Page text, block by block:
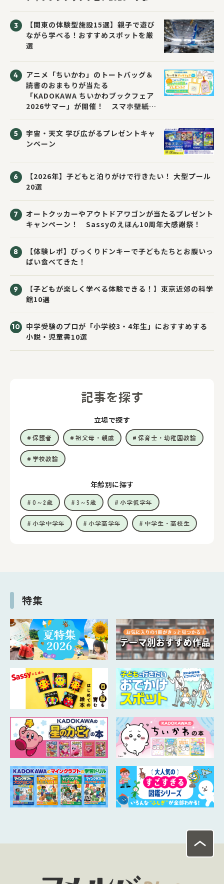
【関東の体験型施設15選】親子で遊び
ながら学べる！おすすめスポットを厳
選
アニメ「ちいかわ」のトートバッグ＆
読書のおまもりが当たる
「KADOKAWA ちいかわブックフェア
2026サマー」が開催！ スマホ壁紙は
宇宙・天文 学び広がるプレゼントキャ
ンペーン
【2026年】子どもと泊りがけで行きたい！ 大型プール
20選
オートクッカーやアウトドアワゴンが当たるプレゼント
キャンペーン！ Sassyのえほん10周年大感謝祭！
【体験レポ】びっくりドンキーで子どもたちとお腹いっ
ぱい食べてきた！
【子どもが楽しく学べる体験できる！】東京近郊の科学
館10選
中学受験のプロが「小学校3・4年生」におすすめする
小説・児童書10選
記事を探す
立場で探す
保護者 祖父母・親戚 保育士・幼稚園教諭
学校教諭
年齢別に探す
0～2歳 3～5歳 小学低学年
小学中学年 小学高学年 中学生・高校生
特集